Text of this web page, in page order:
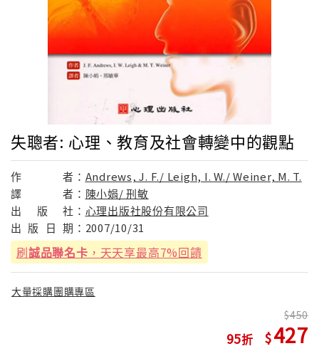
失聰者: 心理、教育及社會轉變中的觀點
作 者： Andrews, J. F./ Leigh, I. W./ Weiner, M. T.
譯
者： 陳小娟/ 刑敏
出
版 社： 心理出版社股份有限公司
出 版 日 期： 2007/10/31
刷誠品聯名卡 ，天天享最高7%回饋
大量採購團購專區
95
450
427